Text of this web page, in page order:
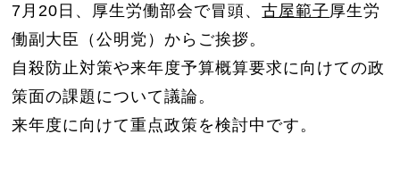
7月20日、厚生労働部会で冒頭、古屋範子 厚生労
働副大臣（公明党）からご挨拶。
自殺防止対策や来年度予算概算要求に向けての政
策面の課題について議論。
来年度に向けて重点政策を検討中です。